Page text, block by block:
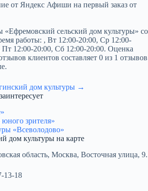
от Яндекс Афиши на первый заказ от
сельский дом культуры» со
работы: , Вт 12:00-20:00, Ср 12:00-
Пт 12:00-20:00, Сб 12:00-20:00. Оценка
клиентов составляет 0 из 1 отзывов
дом культуры →
зрителя»
«Всеволодово»
дом культуры на карте
область, Москва, Восточная улица, 9.
13-18